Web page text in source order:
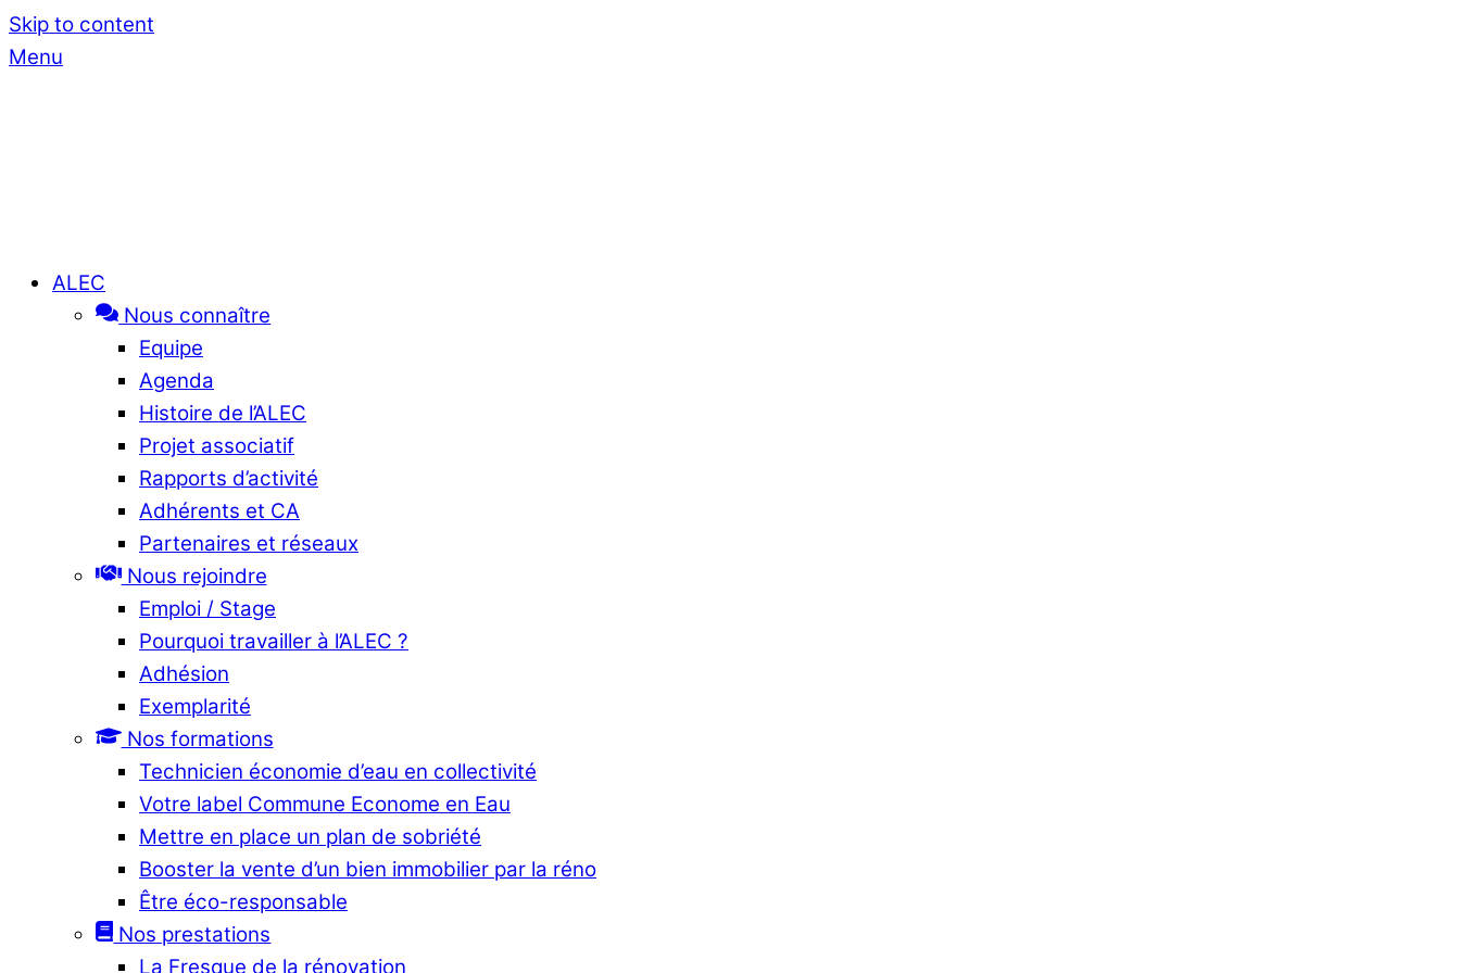
Skip to content
Menu
ALEC
Nous connaître
Equipe
Agenda
Histoire de l’ALEC
Projet associatif
Rapports d’activité
Adhérents et CA
Partenaires et réseaux
Nous rejoindre
Emploi / Stage
Pourquoi travailler à l’ALEC ?
Adhésion
Exemplarité
Nos formations
Technicien économie d’eau en collectivité
Votre label Commune Econome en Eau
Mettre en place un plan de sobriété
Booster la vente d’un bien immobilier par la réno
Être éco-responsable
Nos prestations
La Fresque de la rénovation